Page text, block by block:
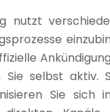
nutzt
Sie selbst aktiv.
Sie sich